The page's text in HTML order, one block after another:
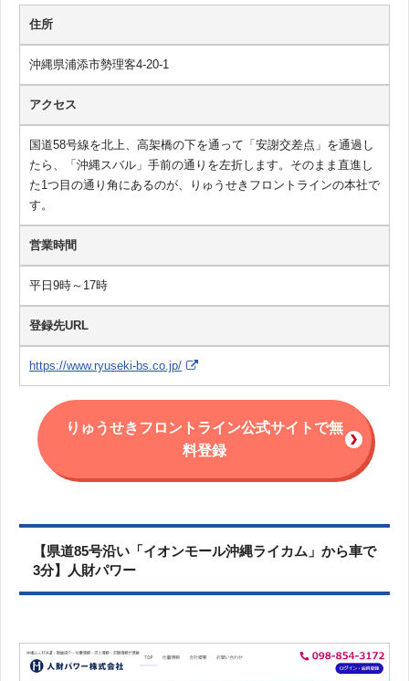
住所
沖縄県浦添市勢理客4-20-1
アクセス
国道58号線を北上、高架橋の下を通って「安謝交差点」を通過し
たら、「沖縄スバル」手前の通りを左折します。そのまま直進し
た1つ目の通り角にあるのが、りゅうせきフロントラインの本社で
す。
営業時間
平日9時～17時
登録先URL
https://www.ryuseki-bs.co.jp/
りゅうせきフロントライン公式サイトで無
料登録
【県道85号沿い「イオンモール沖縄ライカム」から車で
3分】人財パワー